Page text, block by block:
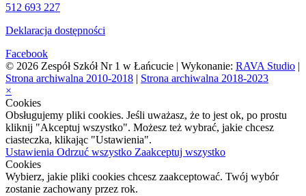
512 693 227
Deklaracja dostępności
Facebook
© 2026 Zespół Szkół Nr 1 w Łańcucie | Wykonanie: RAVA Studio |
Strona archiwalna 2010-2018 | Strona archiwalna 2018-2023
×
Cookies
Obsługujemy pliki cookies. Jeśli uważasz, że to jest ok, po prostu
kliknij "Akceptuj wszystko". Możesz też wybrać, jakie chcesz
ciasteczka, klikając "Ustawienia".
Ustawienia Odrzuć wszystko Zaakceptuj wszystko
Cookies
Wybierz, jakie pliki cookies chcesz zaakceptować. Twój wybór
zostanie zachowany przez rok.